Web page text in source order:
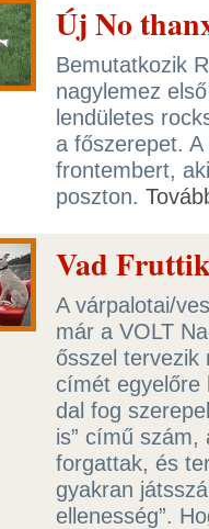
Új No
Bemutatkozik
nagylemez
lendületes
a főszerepet.
frontembert,
poszton.
Vad
A várpalotai/
már a VOLT
ősszel tervezik
címét egyelőre
dal fog
is” című szám,
forgattak, és
gyakran
ellenesség”.